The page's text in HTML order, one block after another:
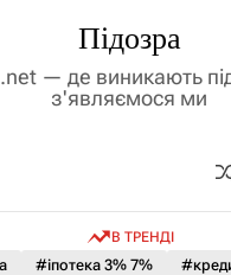
Підозра
— де виникають
з'являємося ми
В ТРЕНДІ
#іпотека 3% 7%